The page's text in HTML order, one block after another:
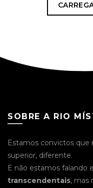
SOBRE A RIO
Estamos convictos que
superior, diferente.
E não estamos falando
transcendentais, mas